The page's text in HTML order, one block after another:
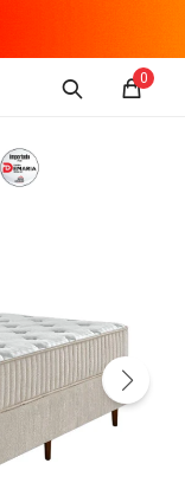
0
Hogar